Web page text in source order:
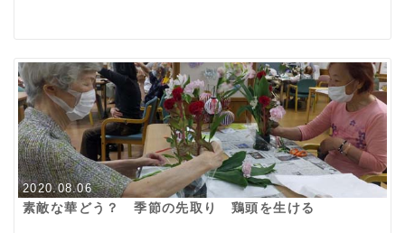
2020.08.06
素敵な華どう？ 季節の先取り 鶏頭を生ける